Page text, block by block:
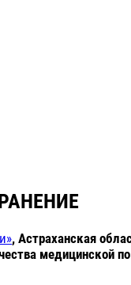
, Астраханская
медицинской